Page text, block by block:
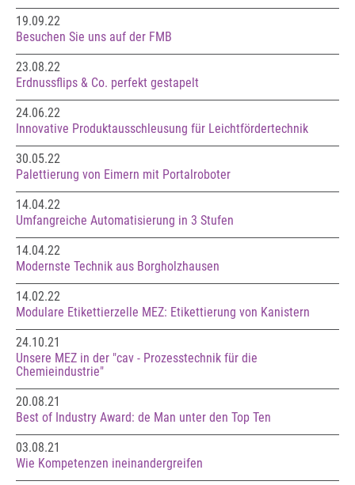
19.09.22
Besuchen Sie uns auf der FMB
23.08.22
Erdnussflips & Co. perfekt gestapelt
24.06.22
Innovative Produktausschleusung für Leichtfördertechnik
30.05.22
Palettierung von Eimern mit Portalroboter
14.04.22
Umfangreiche Automatisierung in 3 Stufen
14.04.22
Modernste Technik aus Borgholzhausen
14.02.22
Modulare Etikettierzelle MEZ: Etikettierung von Kanistern
24.10.21
Unsere MEZ in der "cav - Prozesstechnik für die
Chemieindustrie"
20.08.21
Best of Industry Award: de Man unter den Top Ten
03.08.21
Wie Kompetenzen ineinandergreifen